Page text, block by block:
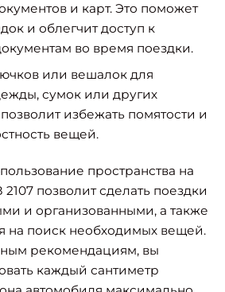
и карт. Это поможет
и облегчит доступ к
во время поездки.
или вешалок для
сумок или других
избежать помятости и
вещей.
пространства на
позволит сделать поездки
и организованными, а также
на поиск необходимых вещей.
рекомендациям, вы
каждый сантиметр